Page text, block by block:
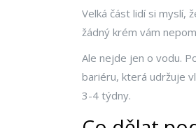
Velká část lidí si myslí,
žádný krém vám
Ale nejde jen o vodu.
bariéru, která udržuje
3-4 týdny.